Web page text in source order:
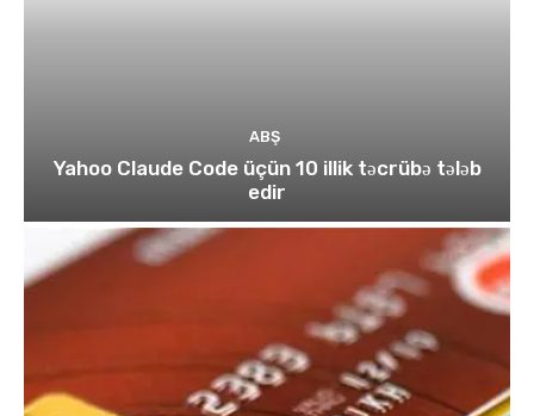
ABŞ
Yahoo Claude Code üçün 10 illik təcrübə tələb
edir